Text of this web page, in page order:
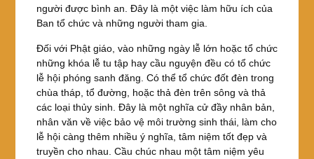
người được bình an. Đây là một việc làm hữu ích của
Ban tổ chức và những người tham gia.
Đối với Phật giáo, vào những ngày lễ lớn hoặc tổ chức
những khóa lễ tu tập hay cầu nguyện đều có tổ chức
lễ hội phóng sanh đăng. Có thể tổ chức đốt đèn trong
chùa tháp, tổ đường, hoặc thả đèn trên sông và thả
các loại thủy sinh. Đây là một nghĩa cử đầy nhân bản,
nhân văn về việc bảo vệ môi trường sinh thái, làm cho
lễ hội càng thêm nhiều ý nghĩa, tâm niệm tốt đẹp và
truyền cho nhau. Cầu chúc nhau một tâm niệm yêu